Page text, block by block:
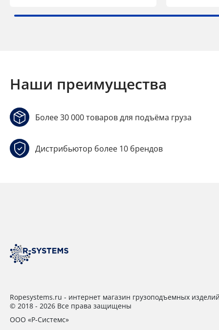
Наши преимущества
Более 30 000 товаров для подъёма груза
Дистрибьютор более 10 брендов
Ropesystems.ru - интернет магазин грузоподъемных
© 2018 - 2026 Все права защищены
ООО «Р-Системс»